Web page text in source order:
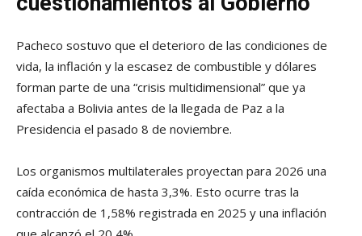
Pacheco sostuvo que el deterioro de las condiciones de
vida, la inflación y la escasez de combustible y dólares
forman parte de una “crisis multidimensional” que ya
afectaba a Bolivia antes de la llegada de Paz a la
Presidencia el pasado 8 de noviembre.
Los organismos multilaterales proyectan para 2026 una
caída económica de hasta 3,3%. Esto ocurre tras la
contracción de 1,58% registrada en 2025 y una inflación